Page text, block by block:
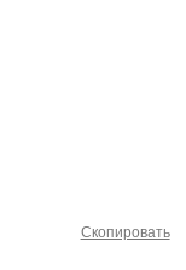
Скопировать